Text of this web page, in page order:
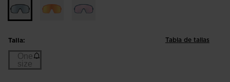
Talla:
Tabla de tallas
One
size